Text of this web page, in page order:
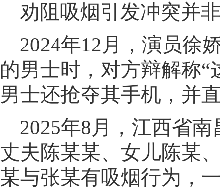
劝阻吸烟引发冲突并
2024年12月
， 演员徐
的男士时 ， 对方辩解称“
男士还抢夺其手机，并
2025年8月
， 江西省南
丈夫陈某某、女儿陈某
某与张某有吸烟行为 ，